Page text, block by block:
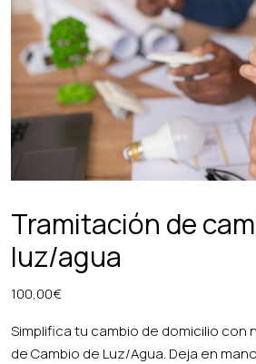
Tramitación de
luz/agua
100,00€
Simplifica tu cambio de domicilio con
de Cambio de Luz/Agua. Deja en